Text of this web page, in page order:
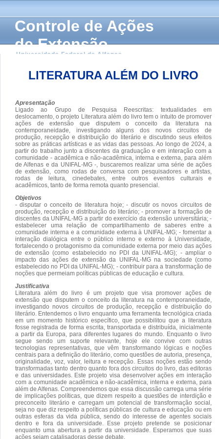
Controle de Ações
de Extensão
Universidade Federal de Alfenas
LITERATURA ALÉM DO LIVRO
Apresentação
Ligado ao Grupo de Pesquisa Reescritas: textualidades em
deslocamento, o projeto Literatura além do livro tem o intuito de promover
ações de extensão que disputem o conceito da literatura na
contemporaneidade, investigando alguns dos novos circuitos de
produção, recepção e distribuição do literário e discutindo seus efeitos
sobre as práticas artísticas e as vidas das pessoas. Ao longo de 2024, a
partir do trabalho junto a discentes da graduação e em interação com a
comunidade - acadêmica e não-acadêmica, interna e externa, para além
de Alfenas e da UNIFAL-MG -, buscaremos realizar uma série de ações
de extensão, como rodas de conversa com pesquisadores e artistas,
rodas de leitura, cinedebates, entre outros eventos culturais e
acadêmicos, tanto de forma remota quanto presencial.
Objetivos
- disputar o conceito de literatura hoje; - discutir os novos circuitos de
produção, recepção e distribuição do literário; - promover a formação de
discentes da UNIFAL-MG a partir do exercício da extensão universitária; -
estabelecer uma relação de compartilhamento de saberes entre a
comunidade interna e a comunidade externa à UNIFAL-MG; - fomentar‬‭ a‬‭
interação‬ dialógica‬‭ entre‬‭ o‬‭ público‬ interno‬‭ e‬‭ externo‬‭ à Universidade,‬‭
fortalecendo‬‭ o‬‭ protagonismo‬‭ da‬ comunidade‬‭ externa‬‭ por‬ meio‬‭ das‬‭ ações‬‭
de‬ extensão (como estabelecido no PDI da UNIFAL-MG); - ‭ampliar‬‭ o‬‭
impacto‬‭ das‬ ações‬‭ de‬‭ extensão‬‭ da‬ UNIFAL-MG na sociedade (como
estabelecido no PDI da UNIFAL-MG);‭ - contribuir para a transformação de
noções que permeiam políticas públicas de educação e cultura.
Justificativa
Literatura além do livro é um projeto que visa promover ações de
extensão que disputem o conceito da literatura na contemporaneidade,
investigando novos circuitos de produção, recepção e distribuição do
literário. Entendemos o livro enquanto uma ferramenta tecnológica criada
em um momento histórico específico, que possibilitou que a literatura
fosse registrada de forma escrita, transportada e distribuída, inicialmente
a partir da Europa, para diferentes lugares do mundo. Enquanto o livro
segue sendo um suporte relevante, hoje ele convive com outras
tecnologias representativas, que vêm transformando lógicas e noções
centrais para a definição do literário, como questões de autoria, presença,
originalidade, voz, valor, leitura e recepção. Essas noções estão sendo
transformadas tanto dentro quanto fora dos circuitos do livro, das editoras
e das universidades. Este projeto visa desenvolver ações em interação
com a comunidade acadêmica e não-acadêmica, interna e externa, para
além de Alfenas. Compreendemos que essa discussão carrega uma série
de implicações políticas, que dizem respeito a questões de interdição e
preconceito literário e carregam um potencial de transformação social,
seja no que diz respeito a políticas públicas de cultura e educação ou em
outras esferas da vida pública, sendo do interesse de agentes sociais
dentro e fora da universidade. Esse projeto pretende se posicionar
enquanto uma abertura a partir da universidade. Esperamos que suas
ações sejam catalisadoras desse debate.